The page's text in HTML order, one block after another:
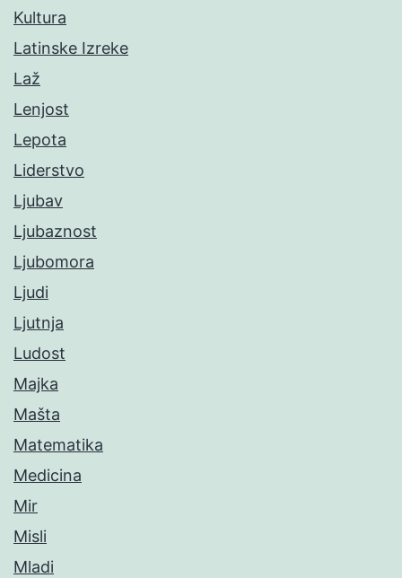
Kultura
Latinske Izreke
Laž
Lenjost
Lepota
Liderstvo
Ljubav
Ljubaznost
Ljubomora
Ljudi
Ljutnja
Ludost
Majka
Mašta
Matematika
Medicina
Mir
Misli
Mladi